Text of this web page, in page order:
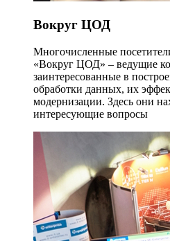
Вокруг ЦОД
Многочисленные
«Вокруг ЦОД» – ведущие
заинтересованные в
обработки данных, их
модернизации. Здесь они
интересующие вопросы